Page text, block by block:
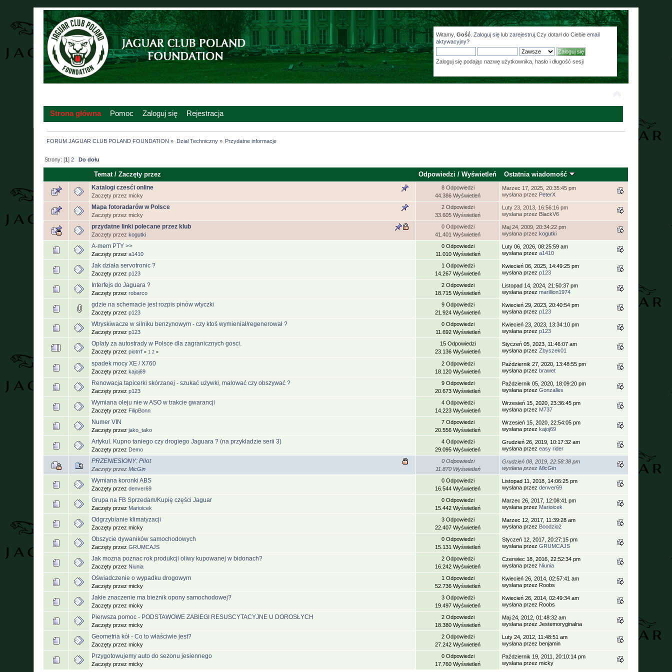
Witamy, Gość. Zaloguj sięlub zarejestruj.Czy dotarł do Ciebie email
aktywacyjny?
Zaloguj się podając nazwę użytkownika, hasło i długość sesji
Strona główna Pomoc Zaloguj się Rejestracja
FORUM JAGUAR CLUB POLAND FOUNDATION » Dział Techniczny» Przydatne informacje
Strony: [1]2 Do dołu
Temat/Zaczęty przez Odpowiedzi /Wyświetleń Ostatnia wiadomość
Katalogi czesći online
Zaczęty przez micky
8 Odpowiedzi
44.386 Wyświetleń
Marzec 17, 2025, 20:35:45 pm
wysłana przez PeterX
Mapa fotoradarów w Polsce
Zaczęty przez micky
2 Odpowiedzi
33.605 Wyświetleń
Luty 23, 2013, 16:56:16 pm
wysłana przez BlackV6
przydatne linki polecane przez klub
Zaczęty przez kogutki
0 Odpowiedzi
41.401 Wyświetleń
Maj 24, 2009, 20:34:22 pm
wysłana przez kogutki
A-mem PTY >>
Zaczęty przeza1410
0 Odpowiedzi
11.010 Wyświetleń
Luty 06, 2026, 08:25:59 am
wysłana przeza1410
Jak działa servotronic ?
Zaczęty przezp123
1 Odpowiedzi
14.267 Wyświetleń
Kwiecień 06, 2025, 14:49:25 pm
wysłana przezp123
Interfejs do Jaguara ?
Zaczęty przezrobarco
2 Odpowiedzi
18.715 Wyświetleń
Listopad 14, 2024, 21:50:37 pm
wysłana przezmarillion1974
gdzie na schemacie jest rozpis pinów wtyczki
Zaczęty przezp123
9 Odpowiedzi
21.924 Wyświetleń
Kwiecień 29, 2023, 20:40:54 pm
wysłana przezp123
Wtryskiwacze w silniku benzynowym - czy ktoś wymieniał/regenerował ?
Zaczęty przezp123
0 Odpowiedzi
11.692 Wyświetleń
Kwiecień 23, 2023, 13:34:10 pm
wysłana przezp123
Oplaty za autostrady w Polsce dla zagranicznych gosci.
Zaczęty przezpiotrrf «1 2 »
15 Odpowiedzi
23.136 Wyświetleń
Styczeń 05, 2023, 11:46:07 am
wysłana przezZbyszek01
spadek mocy XE / X760
Zaczęty przez kajoj69
2 Odpowiedzi
18.120 Wyświetleń
Październik 27, 2020, 13:48:55 pm
wysłana przez brawet
Renowacja tapicerki skórzanej - szukać używki, malować czy obszywać ?
Zaczęty przezp123
9 Odpowiedzi
20.673 Wyświetleń
Październik 05, 2020, 18:09:20 pm
wysłana przezGonzalles
Wymiana oleju nie w ASO w trakcie gwarancji
Zaczęty przez FilipBonn
4 Odpowiedzi
14.223 Wyświetleń
Wrzesień 15, 2020, 23:36:45 pm
wysłana przez M737
Numer VIN
Zaczęty przezjako_tako
7 Odpowiedzi
20.556 Wyświetleń
Wrzesień 15, 2020, 22:54:05 pm
wysłana przez kajoj69
Artykul. Kupno taniego czy drogiego Jaguara ? (na przykladzie serii 3)
Zaczęty przez Demo
4 Odpowiedzi
29.095 Wyświetleń
Grudzień 26, 2019, 10:17:32 am
wysłana przezeasy rider
PRZENIESIONY: Pilot
Zaczęty przezMicGin
0 Odpowiedzi
11.870 Wyświetleń
Grudzień 08, 2019, 22:58:38 pm
wysłana przezMicGin
Wymiana koronki ABS
Zaczęty przezdenver69
0 Odpowiedzi
16.544 Wyświetleń
Listopad 11, 2018, 14:06:25 pm
wysłana przezdenver69
Grupa na FB Sprzedam/Kupię części Jaguar
Zaczęty przez Marioicek
0 Odpowiedzi
15.442 Wyświetleń
Marzec 26, 2017, 12:08:41 pm
wysłana przez Marioicek
Odgrzybianie klimatyzacji
Zaczęty przez micky
3 Odpowiedzi
22.407 Wyświetleń
Marzec 12, 2017, 11:39:28 am
wysłana przez Boodzio2
Obszycie dywaników samochodowych
Zaczęty przezGRUMCAJS
0 Odpowiedzi
15.131 Wyświetleń
Styczeń 12, 2017, 20:27:15 pm
wysłana przezGRUMCAJS
Jak mozna poznac rok produkcji oliwy kupowanej w bidonach?
Zaczęty przez Niunia
2 Odpowiedzi
16.242 Wyświetleń
Czerwiec 18, 2016, 22:52:34 pm
wysłana przez Niunia
Oświadczenie o wypadku drogowym
Zaczęty przez micky
1 Odpowiedzi
52.736 Wyświetleń
Kwiecień 26, 2014, 02:57:41 am
wysłana przez Roobs
Jakie znaczenie ma bieżnik opony samochodowej?
Zaczęty przez micky
3 Odpowiedzi
19.497 Wyświetleń
Kwiecień 26, 2014, 02:49:34 am
wysłana przez Roobs
Pierwsza pomoc - PODSTAWOWE ZABIEGI RESUSCYTACYJNE U DOROSŁYCH
Zaczęty przez micky
2 Odpowiedzi
18.380 Wyświetleń
Maj 24, 2012, 01:48:32 am
wysłana przez Jestemoryginalna
Geometria kół - Co to właściwie jest?
Zaczęty przez micky
2 Odpowiedzi
27.242 Wyświetleń
Luty 24, 2012, 11:48:51 am
wysłana przez benjamin
Przygotowujemy auto do sezonu jesiennego
Zaczęty przez micky
0 Odpowiedzi
17.760 Wyświetleń
Październik 19, 2011, 20:10:14 pm
wysłana przez micky